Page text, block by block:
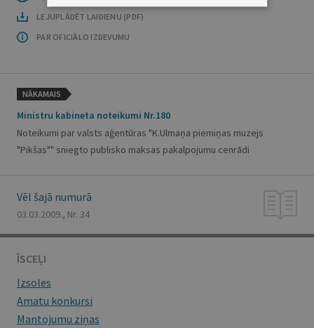
LEJUPLĀDĒT LAIDIENU (PDF)
PAR OFICIĀLO IZDEVUMU
NĀKAMAIS
Ministru kabineta noteikumi Nr.180
Noteikumi par valsts aģentūras "K.Ulmaņa piemiņas muzejs
"Pikšas"" sniegto publisko maksas pakalpojumu cenrādi
Vēl šajā numurā
03.03.2009., Nr. 34
ĪSCEĻI
Izsoles
Amatu konkursi
Mantojumu ziņas